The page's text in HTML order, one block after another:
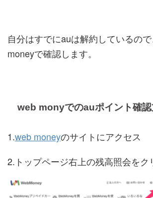
自分はすでにauは解約しているの
moneyで確認します。
web monyでのauポイント確認
1.web moneyのサイトにアクセス
2.トップページ右上の残高照会をク